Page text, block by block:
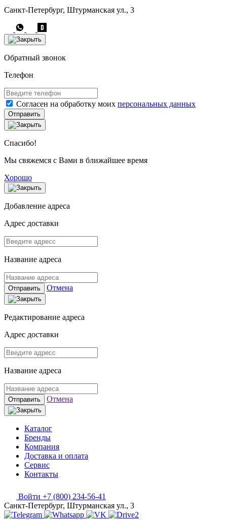
Санкт-Петербург, Штурманская ул., 3
Обратный звонок
Телефон
Согласен на обработку моих персональных данных
Отправить
Спасибо!
Мы свяжемся с Вами в ближайшее время
Хорошо
Добавление адреса
Адрес доставки
Название адреса
Отправить Отмена
Редактирование адреса
Адрес доставки
Название адреса
Отправить Отмена
Каталог
Бренды
Компания
Доставка и оплата
Сервис
Контакты
Войти +7 (800) 234-56-41
Санкт-Петербург, Штурманская ул., 3